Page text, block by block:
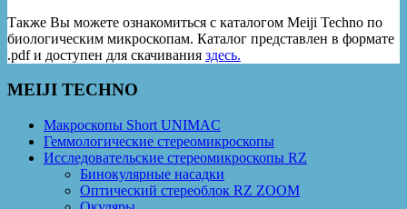
Также Вы можете ознакомиться с каталогом Meiji Techno по
биологическим микроскопам. Каталог представлен в формате
.pdf и доступен для скачивания здесь.
MEIJI TECHNO
Макроскопы Short UNIMAC
Геммологические стереомикроскопы
Исследовательские стереомикроскопы RZ
Бинокулярные насадки
Оптический стереоблок RZ ZOOM